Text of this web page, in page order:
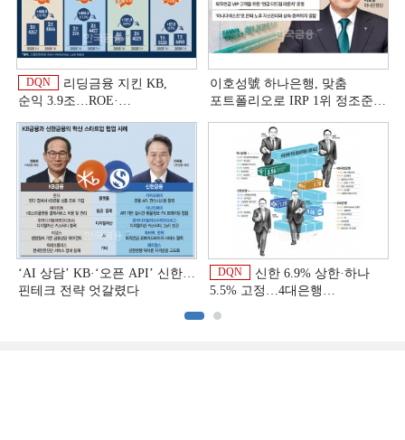
DQN
리딩금융 지킨 KB,
순익 3.9조…ROE·
상반기 금융 리그테이블]
이호성號 하나은행, 맞춤
포트폴리오로 IRP 1위 정조준
‘AI 상담’ KB·‘오픈 API’ 신한…
핀테크 전략 엇갈렸다
DQN
신한 6.9% 상한·하나
5.5% 고정…4대은행